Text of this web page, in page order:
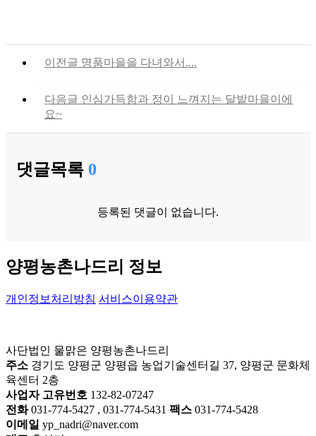
이전글 명품마을을 다녀와서....
다음글 인심가득함과 정이 느껴지는 달밭마을이에
요~
댓글목록 0
등록된 댓글이 없습니다.
양평농촌나드리 정보
개인정보처리방침 서비스이용약관
사단법인 물맑은 양평농촌나드리
주소 경기도 양평군 양평읍 농업기술센터길 37, 양평군 문화체
육센터 2층
사업자 고유번호 132-82-07247
전화031-774-5427 , 031-774-5431 팩스 031-774-5428
이메일 yp_nadri@naver.com